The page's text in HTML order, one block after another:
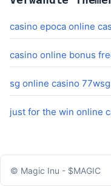
casino epoca online
casino online bonus
sg online casino 77wsg
just for the win online
© Magic Inu - $MAGIC